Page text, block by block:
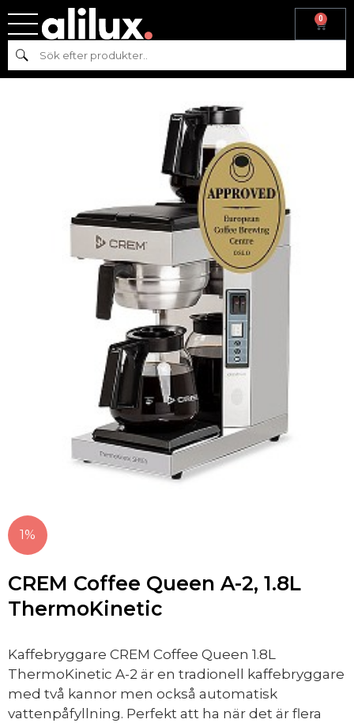
0
Sök
Hem
2, 1.8L ThermoKinetic
1%
CREM Coffee Queen A-2, 1.8L
ThermoKinetic
Kaffebryggare CREM Coffee Queen 1.8L
ThermoKinetic A-2 är en tradionell kaffebryggare
med två kannor men också automatisk
vattenpåfyllning. Perfekt att ha när det är flera